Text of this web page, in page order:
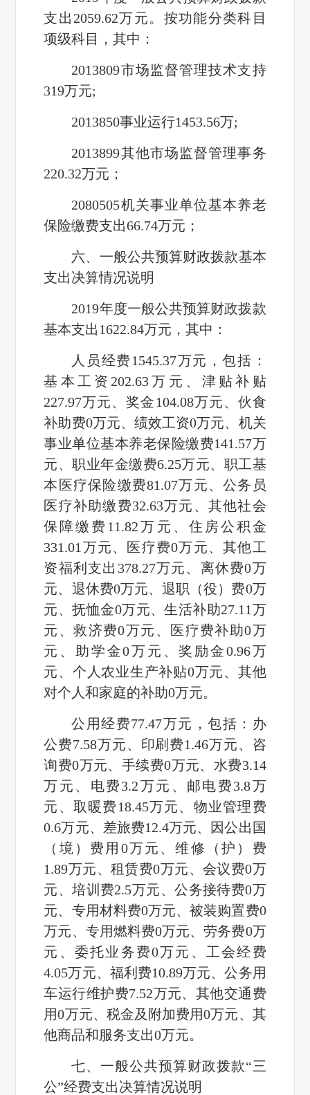
支出 2059.62万元。按功能分类科目
项级科目，其中：
2013809市场监督管理技术支持
319万元;
2013850事业运行1453.56万;
2013899其他市场监督管理事务
220.32万元；
2080505机关事业单位基本养老
保险缴费支出66.74万元；
六、一般公共预算财政拨款基本
支出决算情况说明
2019年度一般公共预算财政拨款
基本支出1622.84万元，其中：
人员经费1545.37万元，包括：
基本工资 202.63万元、津贴补贴
227.97万元、奖金104.08万元、伙食
补助费0万元、绩效工资0万元、机关
事业单位基本养老保险缴费141.57万
元、职业年金缴费6.25万元、职工基
本医疗保险缴费81.07万元、公务员
医疗补助缴费32.63万元、其他社会
保障缴费 11.82万元、住房公积金
331.01 万元、医疗费0万元、其他工
资福利支出 378.27万元、离休费0万
元、退休费0万元、退职（役）费0万
元、抚恤金0万元、生活补助27.11万
元、救济费0万元、医疗费补助0万
元、助学金0万元、奖励金0.96万
元、个人农业生产补贴0万元、其他
对个人和家庭的补助0万元。
公用经费77.47万元，包括：办
公费7.58万元、印刷费1.46万元、咨
询费0万元、手续费0万元、水费3.14
万元、电费3.2万元、邮电费3.8万
元、取暖费18.45万元、物业管理费
0.6万元、差旅费12.4万元、因公出国
（境）费用 0万元、维修（护）费
1.89万元、租赁费0万元、会议费0万
元、培训费2.5万元、公务接待费0万
元、专用材料费0万元、被装购置费0
万元、专用燃料费0万元、劳务费0万
元、委托业务费0万元、工会经费
4.05万元、福利费10.89万元、公务用
车运行维护费7.52万元、其他交通费
用0万元、税金及附加费用0万元、其
他商品和服务支出0万元。
七、一般公共预算财政拨款“三
公”经费支出决算情况说明